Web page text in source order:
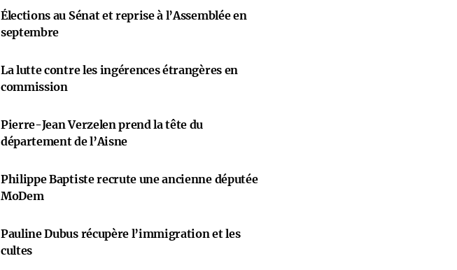
Élections au Sénat et reprise à l’Assemblée en
septembre
La lutte contre les ingérences étrangères en
commission
Pierre-Jean Verzelen prend la tête du
département de l’Aisne
Philippe Baptiste recrute une ancienne députée
MoDem
Pauline Dubus récupère l’immigration et les
cultes